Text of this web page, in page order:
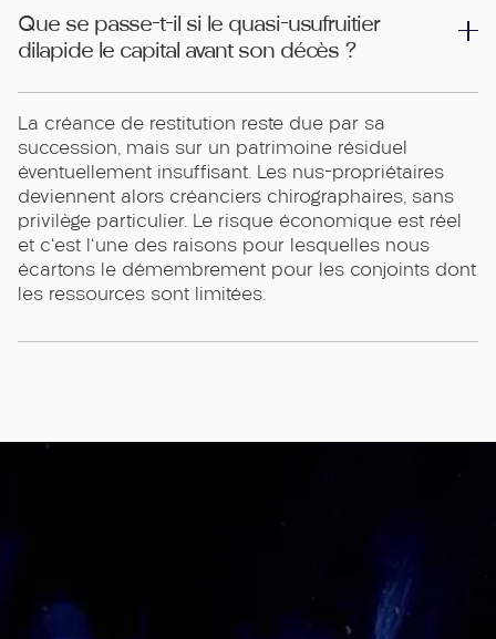
Que se passe-t-il si le quasi-usufruitier
dilapide le capital avant son décès ?
La créance de restitution reste due par sa
succession, mais sur un patrimoine résiduel
éventuellement insuffisant. Les nus-propriétaires
deviennent alors créanciers chirographaires, sans
privilège particulier. Le risque économique est réel
et c'est l'une des raisons pour lesquelles nous
écartons le démembrement pour les conjoints dont
les ressources sont limitées.